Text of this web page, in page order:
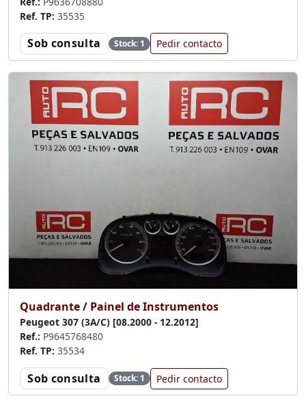
Ref. TP: 35535
Sob consulta Stock: 1 Pedir contacto
Quadrante / Painel de Instrumentos
Peugeot 307 (3A/C) [08.2000 - 12.2012]
Ref.: P9645768480
Ref. TP: 35534
Sob consulta Stock: 1 Pedir contacto